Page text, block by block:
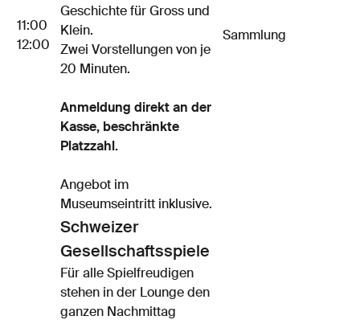
11:00
12:00
Geschichte für Gross und
Klein.
Zwei Vorstellungen von je
20 Minuten.
Anmeldung direkt an der
Kasse, beschränkte
Platzzahl.
Angebot im
Museumseintritt inklusive.
Sammlung
Schweizer
Gesellschaftsspiele
Für alle Spielfreudigen
stehen in der Lounge den
ganzen Nachmittag